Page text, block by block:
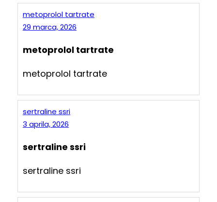
metoprolol tartrate
29 marca, 2026
metoprolol tartrate
metoprolol tartrate
sertraline ssri
3 aprila, 2026
sertraline ssri
sertraline ssri